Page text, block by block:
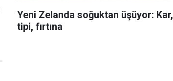
Yeni Zelanda soğuktan üşüyor: Kar,
tipi, fırtına